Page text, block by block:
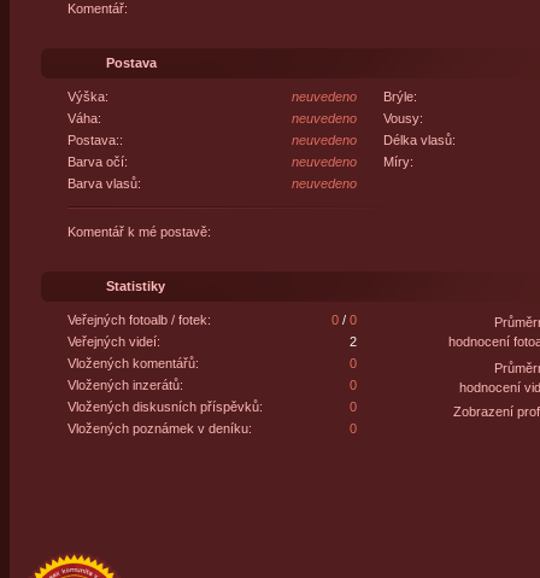
Komentář:
Postava
Výška:
neuvedeno
Váha:
neuvedeno
Postava::
neuvedeno
Barva očí:
neuvedeno
Barva vlasů:
neuvedeno
Brýle:
Vousy:
Délka vlasů:
Míry:
Komentář k mé postavě:
Statistiky
Veřejných fotoalb / fotek: 0/ 0
Veřejných videí:
2
Vložených komentářů:
0
Vložených inzerátů:
0
Vložených diskusních příspěvků:
0
Vložených poznámek v deníku:
0
hodnocení
hodnocení
Zobrazení